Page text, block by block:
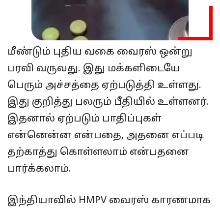
மீண்டும் புதிய வகை வைரஸ் ஒன்று
பரவி வருவது. இது மக்களிடையே
பெரும் அச்சத்தை ஏற்படுத்தி உள்ளது.
இது குறித்து பலரும் பீதியில் உள்ளனர்.
இதனால் ஏற்படும் பாதிப்புகள்
என்னென்ன என்பதை, அதனை எப்படி
தற்காத்து கொள்ளலாம் என்பதனை
பார்க்கலாம்.
இந்தியாவில் HMPV வைரஸ் காரணமாக